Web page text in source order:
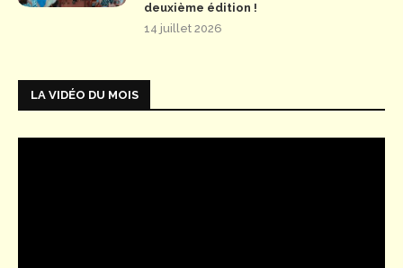
deuxième édition !
14 juillet 2026
LA VIDÉO DU MOIS